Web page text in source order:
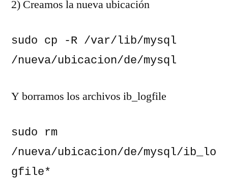
2) Creamos la nueva ubicación
sudo cp -R /var/lib/mysql
/nueva/ubicacion/de/mysql
Y borramos los archivos ib_logfile
sudo rm
/nueva/ubicacion/de/mysql/ib_lo
gfile*